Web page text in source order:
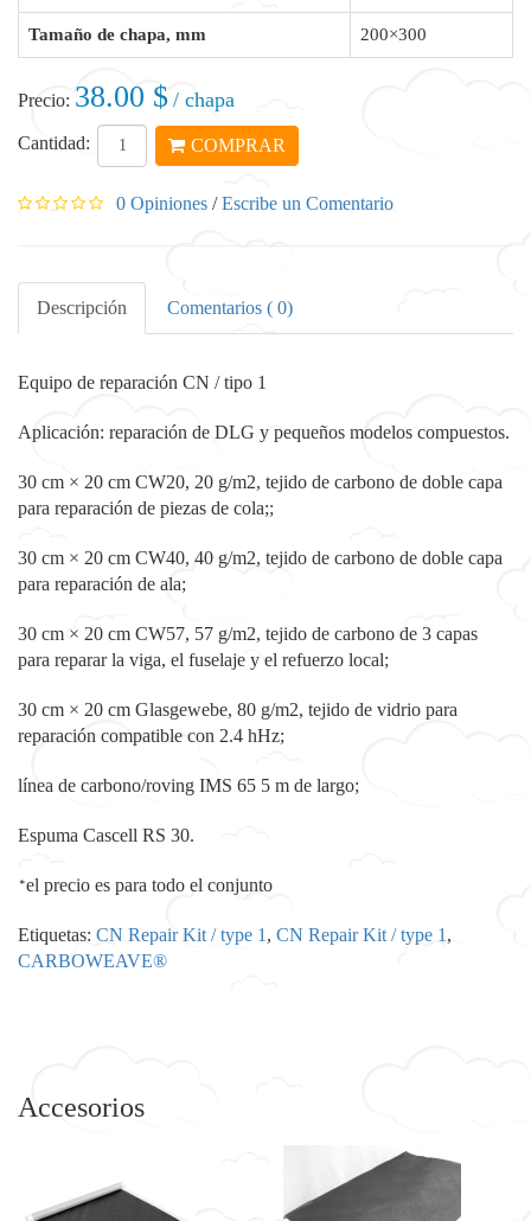
Tamaño de chapa, mm 200×300
Precio: 38.00 $ / chapa
Cantidad: COMPRAR
0 Opiniones /Escribe un Comentario
Descripción Comentarios ( 0)
Equipo de reparación CN / tipo 1
Aplicación: reparación de DLG y pequeños modelos compuestos.
30 cm × 20 cm CW20, 20 g/m2, tejido de carbono de doble capa
para reparación de piezas de cola;;
30 cm × 20 cm CW40, 40 g/m2, tejido de carbono de doble capa
para reparación de ala;
30 cm × 20 cm CW57, 57 g/m2, tejido de carbono de 3 capas
para reparar la viga, el fuselaje y el refuerzo local;
30 cm × 20 cm Glasgewebe, 80 g/m2, tejido de vidrio para
reparación compatible con 2.4 hHz;
línea de carbono/roving IMS 65 5 m de largo;
Espuma Cascell RS 30.
*el precio es para todo el conjunto
Etiquetas: CN Repair Kit / type 1 , CN Repair Kit / type 1 ,
CARBOWEAVE®
Accesorios